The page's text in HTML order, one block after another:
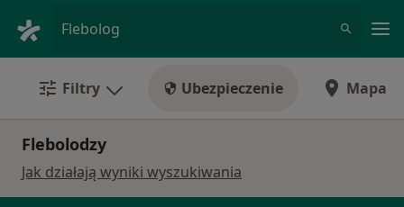
Flebolog
Filtry Ubezpieczenie Mapa
Flebolodzy
Jak działają wyniki wyszukiwania